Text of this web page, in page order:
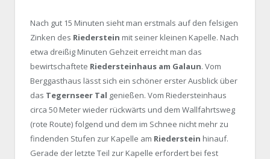
Nach gut 15 Minuten sieht man erstmals auf den felsigen
Zinken des Riederstein mit seiner kleinen Kapelle. Nach
etwa dreißig Minuten Gehzeit erreicht man das
bewirtschaftete Riedersteinhaus am Galaun. Vom
Berggasthaus lässt sich ein schöner erster Ausblick über
das Tegernseer Tal genießen. Vom Riedersteinhaus
circa 50 Meter wieder rückwärts und dem Wallfahrtsweg
(rote Route) folgend und dem im Schnee nicht mehr zu
findenden Stufen zur Kapelle am Riederstein hinauf.
Gerade der letzte Teil zur Kapelle erfordert bei fest